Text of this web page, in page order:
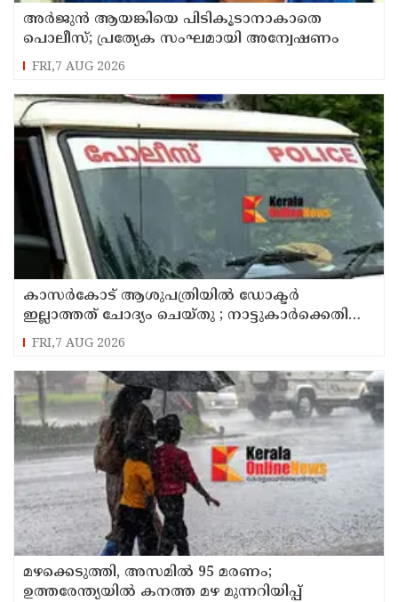
അർജുൻ ആയങ്കിയെ പിടികൂടാനാകാതെ
പൊലീസ്; പ്രത്യേക സംഘമായി അന്വേഷണം
FRI,7 AUG 2026
കാസർകോട് ആശുപത്രിയിൽ ഡോക്ടർ
ഇല്ലാത്തത് ചോദ്യം ചെയ്തു ; നാട്ടുകാർക്കെതിരെ
കേസെടുത്ത് പൊലീസ്
FRI,7 AUG 2026
മഴക്കെടുത്തി, അസമിൽ 95 മരണം;
ഉത്തരേന്ത്യയില്‍ കനത്ത മഴ മുന്നറിയിപ്പ്